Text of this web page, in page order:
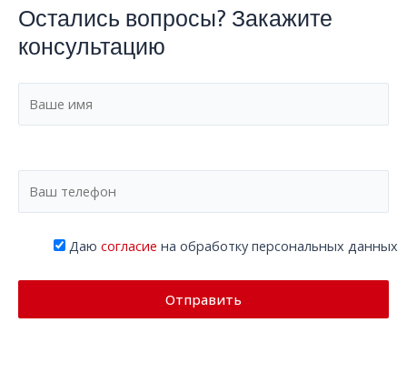
Остались вопросы? Закажите
консультацию
Даю согласие на обработку персональных данных